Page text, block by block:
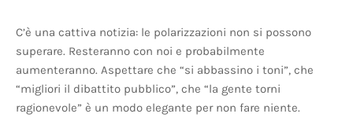
C’è una cattiva notizia: le polarizzazioni non si possono
superare. Resteranno con noi e probabilmente
aumenteranno. Aspettare che “si abbassino i toni”, che
“migliori il dibattito pubblico”, che “la gente torni
ragionevole” è un modo elegante per non fare niente.